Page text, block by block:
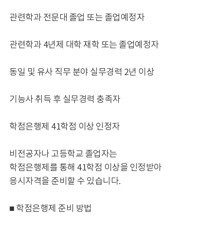
관련학과 전문대 졸업 또는 졸업예정자
관련학과 4년제 대학 재학 또는 졸업예정자
동일 및 유사 직무 분야 실무경력 2년 이상
기능사 취득 후 실무경력 충족자
학점은행제 41학점 이상 인정자
비전공자나 고등학교 졸업자는
학점은행제를 통해 41학점 이상을 인정받아
응시자격을 준비할 수 있습니다.
■ 학점은행제 준비 방법